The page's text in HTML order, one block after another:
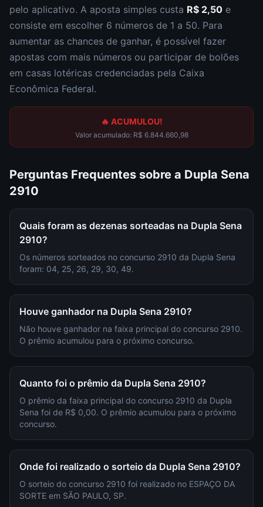
pelo aplicativo. A aposta simples custa R$ 2,50 e
consiste em escolher 6 números de 1 a 50. Para
aumentar as chances de ganhar, é possível fazer
apostas com mais números ou participar de bolões
em casas lotéricas credenciadas pela Caixa
Econômica Federal.
🔥 ACUMULOU!
Valor acumulado: R$ 6.844.660,98
Perguntas Frequentes sobre a Dupla Sena
2910
Quais foram as dezenas sorteadas na Dupla Sena
2910?
Os números sorteados no concurso 2910 da Dupla Sena
foram: 04, 25, 26, 29, 30, 49.
Houve ganhador na Dupla Sena 2910?
Não houve ganhador na faixa principal do concurso 2910.
O prêmio acumulou para o próximo concurso.
Quanto foi o prêmio da Dupla Sena 2910?
O prêmio da faixa principal do concurso 2910 da Dupla
Sena foi de R$ 0,00. O prêmio acumulou para o próximo
concurso.
Onde foi realizado o sorteio da Dupla Sena 2910?
O sorteio do concurso 2910 foi realizado no ESPAÇO DA
SORTE em SÃO PAULO, SP.